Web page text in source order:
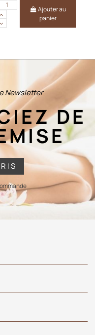
Ajouter au
panier
Newsletter
DE